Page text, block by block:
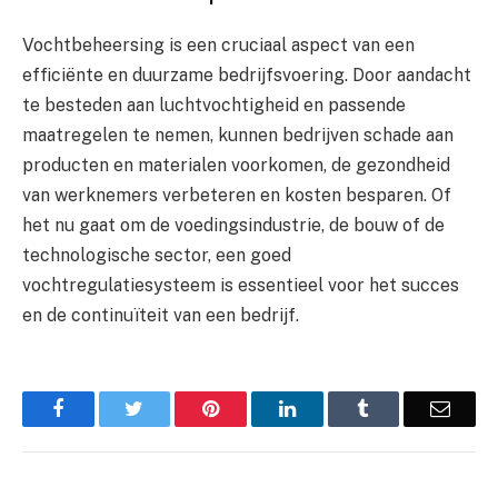
Vochtbeheersing is een cruciaal aspect van een
efficiënte en duurzame bedrijfsvoering. Door aandacht
te besteden aan luchtvochtigheid en passende
maatregelen te nemen, kunnen bedrijven schade aan
producten en materialen voorkomen, de gezondheid
van werknemers verbeteren en kosten besparen. Of
het nu gaat om de voedingsindustrie, de bouw of de
technologische sector, een goed
vochtregulatiesysteem is essentieel voor het succes
en de continuïteit van een bedrijf.
Facebook Pinterest LinkedIn Email